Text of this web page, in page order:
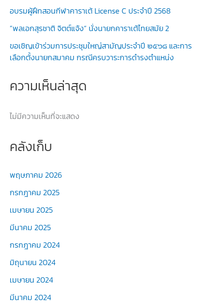
ปี
2566
อบรมผู้ฝึกสอนกีฬาคาราเต้ License C ประจำปี 2568
”พลเอกสุรชาติ จิตต์แจ้ง“ นั่งนายกคาราเต้ไทยสมัย 2
ขอเชิญเข้าร่วมการประชุมใหญ่สามัญประจำปี ๒๕๖๘ และการ
เลือกตั้งนายกสมาคม กรณีครบวาระการดำรงตำแหน่ง
ความเห็นล่าสุด
ไม่มีความเห็นที่จะแสดง
คลังเก็บ
พฤษภาคม 2026
กรกฎาคม 2025
เมษายน 2025
มีนาคม 2025
กรกฎาคม 2024
มิถุนายน 2024
เมษายน 2024
มีนาคม 2024